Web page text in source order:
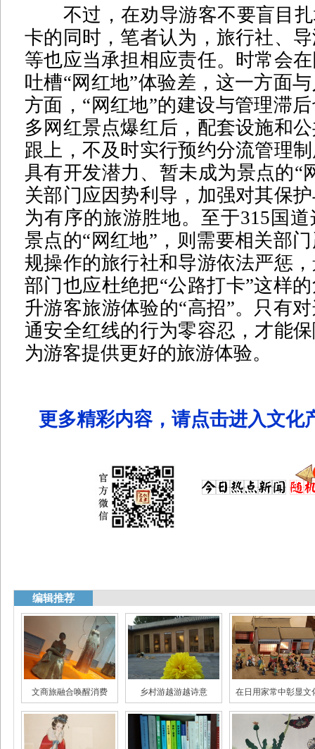
不过，在劝导游客不要盲目扎
卡的同时，笔者认为，旅行社、
等也应当承担相应责任。时常会
吐槽“网红地”体验差，这一方面
方面，“网红地”的建设与管理滞
多网红景点爆红后，配套设施和
跟上，不及时实行预约分流管理
具有开发潜力、暂未成为景点的“
关部门应因势利导，加强对其保
为有序的旅游胜地。至于315国
景点的“网红地”，则需要相关部
规操作的旅行社和导游依法严惩
部门也应杜绝把“公路打卡”这样
升游客旅游体验的“高招”。只有
通安全红线的行为零容忍，才能
为游客提供更好的旅游体验。
更多精彩内容，请点击进入文化
编辑推荐
文商旅融合唤醒消费 乡村游越游越诗意 在日用家常中彰显文